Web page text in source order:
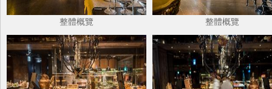
整體概覽 整體概覽